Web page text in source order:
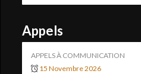
Appels
APPELS À COMMUNICATION
15 Novembre 2026